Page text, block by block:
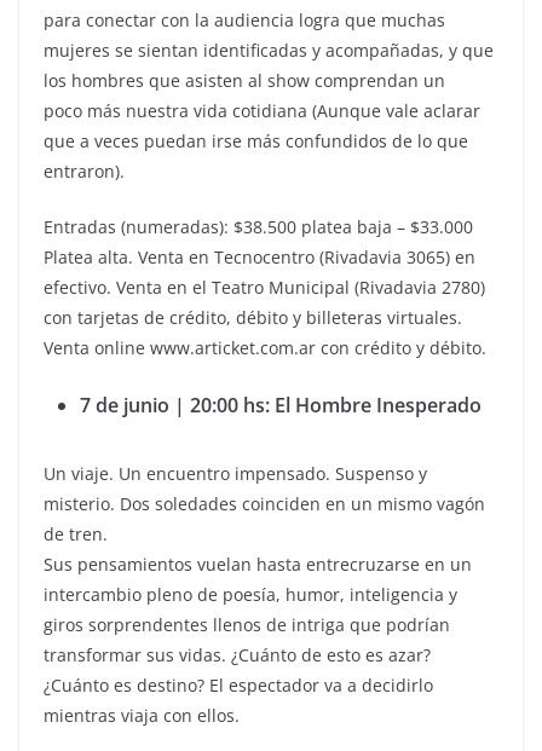
para conectar con la audiencia logra que muchas
mujeres se sientan identificadas y acompañadas, y que
los hombres que asisten al show comprendan un
poco más nuestra vida cotidiana (Aunque vale aclarar
que a veces puedan irse más confundidos de lo que
entraron).
Entradas (numeradas): $38.500 platea baja – $33.000
Platea alta. Venta en Tecnocentro (Rivadavia 3065) en
efectivo. Venta en el Teatro Municipal (Rivadavia 2780)
con tarjetas de crédito, débito y billeteras virtuales.
Venta online www.articket.com.ar con crédito y débito.
7 de junio | 20:00 hs: El Hombre Inesperado
Un viaje. Un encuentro impensado. Suspenso y
misterio. Dos soledades coinciden en un mismo vagón
de tren.
Sus pensamientos vuelan hasta entrecruzarse en un
intercambio pleno de poesía, humor, inteligencia y
giros sorprendentes llenos de intriga que podrían
transformar sus vidas. ¿Cuánto de esto es azar?
¿Cuánto es destino? El espectador va a decidirlo
mientras viaja con ellos.